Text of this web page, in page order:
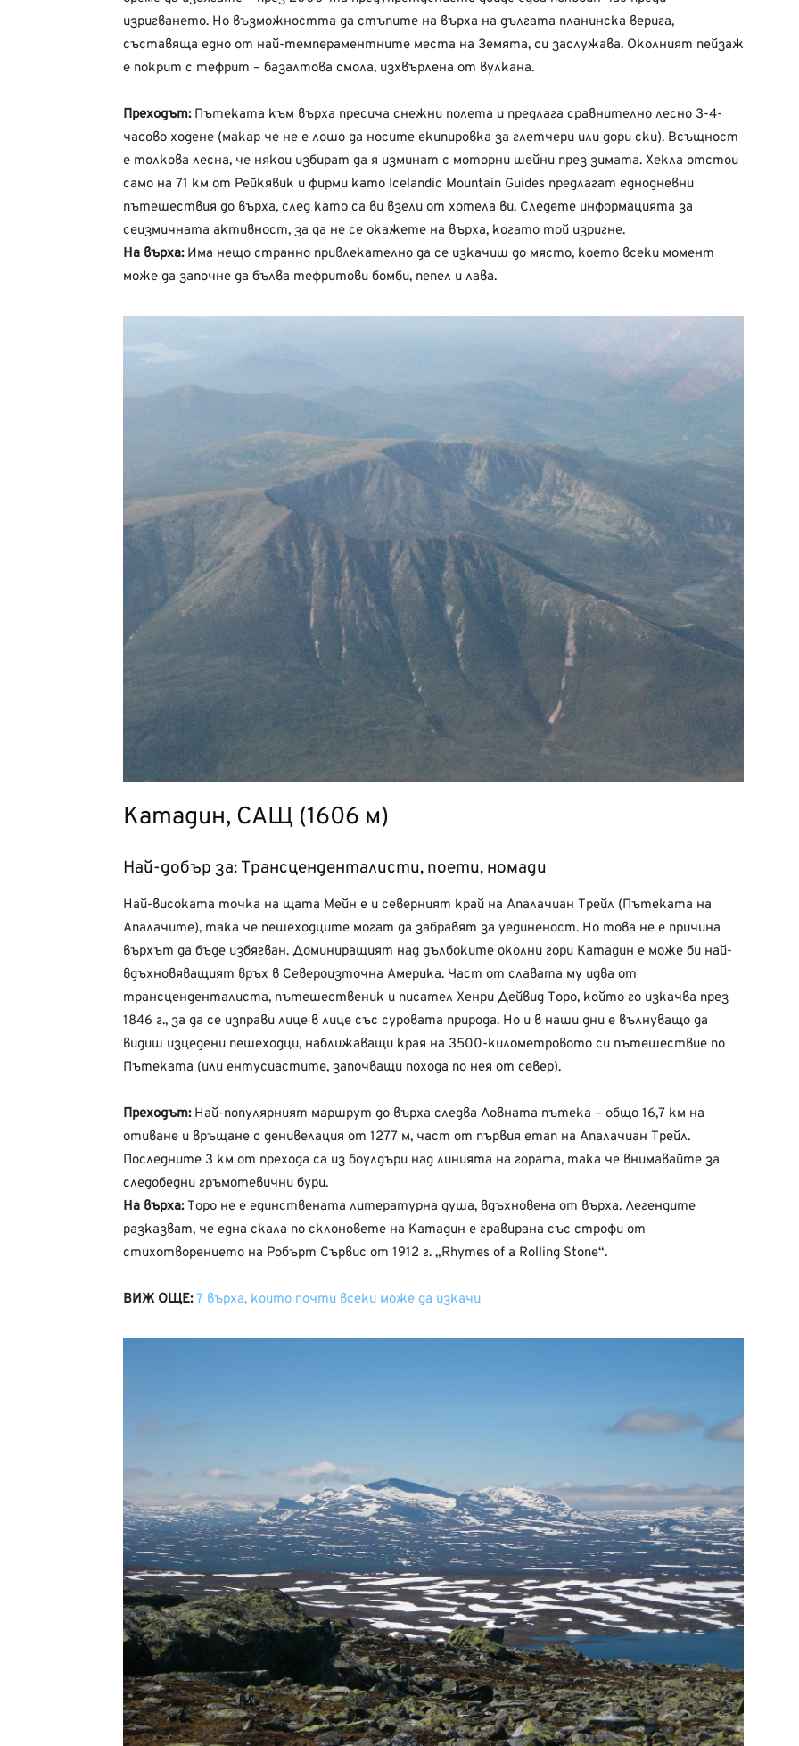
изригването. Но възможността да стъпите на върха на дългата планинска верига,
съставяща едно от най-темпераментните места на Земята, си заслужава. Околният пейзаж
е покрит с тефрит – базалтова смола, изхвърлена от вулкана.
Преходът:Пътеката към върха пресича снежни полета и предлага сравнително лесно 3-4-
часово ходене (макар че не е лошо да носите екипировка за глетчери или дори ски). Всъщност
е толкова лесна, че някои избират да я изминат с моторни шейни през зимата. Хекла отстои
само на 71 км от Рейкявик и фирми като Icelandic Mountain Guides предлагат еднодневни
пътешествия до върха, след като са ви взели от хотела ви. Следете информацията за
сеизмичната активност, за да не се окажете на върха, когато той изригне.
На върха:Има нещо странно привлекателно да се изкачиш до място, което всеки момент
може да започне да бълва тефритови бомби, пепел и лава.
Катадин, САЩ (1606 м)
Най-добър за: Трансценденталисти, поети, номади
Най-високата точка на щата Мейн е и северният край на Апалачиан Трейл (Пътеката на
Апалачите), така че пешеходците могат да забравят за уединеност. Но това не е причина
върхът да бъде избягван. Доминиращият над дълбоките околни гори Катадин е може би най-
вдъхновяващият връх в Североизточна Америка. Част от славата му идва от
трансценденталиста, пътешественик и писател Хенри Дейвид Торо, който го изкачва през
1846 г., за да се изправи лице в лице със суровата природа. Но и в наши дни е вълнуващо да
видиш изцедени пешеходци, наближаващи края на 3500-километровото си пътешествие по
Пътеката (или ентусиастите, започващи похода по нея от север).
Преходът:Най-популярният маршрут до върха следва Ловната пътека – общо 16,7 км на
отиване и връщане с денивелация от 1277 м, част от първия етап на Апалачиан Трейл.
Последните 3 км от прехода са из боулдъри над линията на гората, така че внимавайте за
следобедни гръмотевични бури.
На върха:Торо не е единствената литературна душа, вдъхновена от върха. Легендите
разказват, че една скала по склоновете на Катадин е гравирана със строфи от
стихотворението на Робърт Сървис от 1912 г. „Rhymes of a Rolling Stone“.
ВИЖ ОЩЕ: 7 върха, които почти всеки може да изкачи